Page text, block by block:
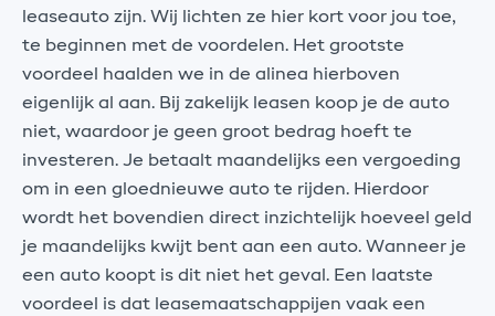
leaseauto zijn. Wij lichten ze hier kort voor jou toe,
te beginnen met de voordelen. Het grootste
voordeel haalden we in de alinea hierboven
eigenlijk al aan. Bij zakelijk leasen koop je de auto
niet, waardoor je geen groot bedrag hoeft te
investeren. Je betaalt maandelijks een vergoeding
om in een gloednieuwe auto te rijden. Hierdoor
wordt het bovendien direct inzichtelijk hoeveel geld
je maandelijks kwijt bent aan een auto. Wanneer je
een auto koopt is dit niet het geval. Een laatste
voordeel is dat leasemaatschappijen vaak een